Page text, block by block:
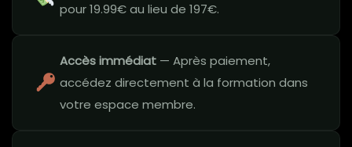
pour 19.99€ au lieu de 197€.
Accès immédiat — Après paiement,
accédez directement à la formation dans
votre espace membre.